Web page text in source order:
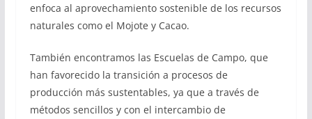
enfoca al aprovechamiento sostenible de los recursos
naturales como el Mojote y Cacao.
También encontramos las Escuelas de Campo, que
han favorecido la transición a procesos de
producción más sustentables, ya que a través de
métodos sencillos y con el intercambio de